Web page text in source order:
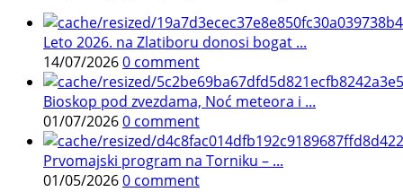
Leto 2026. na Zlatiboru donosi bogat ...
14/07/20260 comment
Bioskop pod zvezdama, Noć meteora i ...
01/07/20260 comment
Prvomajski program na Torniku – ...
01/05/20260 comment